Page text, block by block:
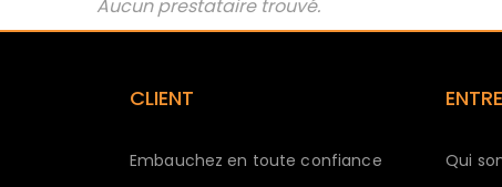
Aucun prestataire trouvé.
CLIENT
Embauchez en toute confiance
Qui